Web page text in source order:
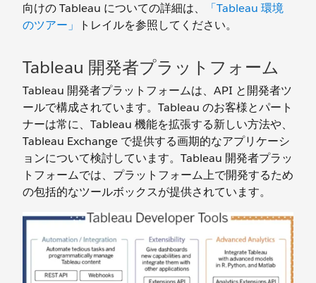
向けの Tableau についての詳細は、
「Tableau 環境
のツアー」
トレイルを参照してください。
Tableau 開発者プラットフォーム
Tableau 開発者プラットフォームは、API と開発者ツ
ールで構成されています。Tableau のお客様とパート
ナーは常に、Tableau 機能を拡張する新しい方法や、
Tableau Exchange で提供する画期的なアプリケーシ
ョンについて検討しています。Tableau 開発者プラッ
トフォームでは、プラットフォーム上で開発するため
の包括的なツールボックスが提供されています。